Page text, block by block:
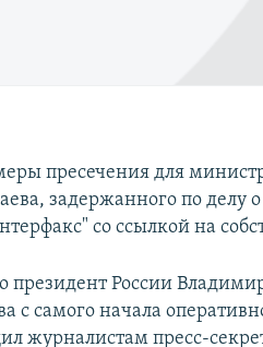
пресечения для
задержанного по делу о
со ссылкой на
президент России
с самого начала
журналистам пресс-